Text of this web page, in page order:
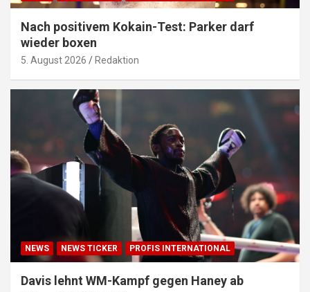
Nach positivem Kokain-Test: Parker darf
wieder boxen
5. August 2026 Redaktion
NEWS NEWS TICKER PROFIS INTERNATIONAL
Davis lehnt WM-Kampf gegen Haney ab